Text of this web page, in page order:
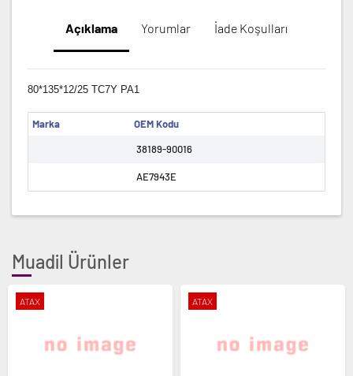
Açıklama Yorumlar İade Koşulları
80*135*12/25 TC7Y PA1
Marka
OEM Kodu
38189-90016
AE7943E
Muadil Ürünler
ATAX ATAX